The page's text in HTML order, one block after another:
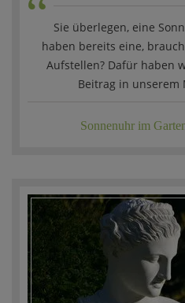
“ Sie überlegen, eine
haben bereits eine,
Aufstellen? Dafür haben
Beitrag in unserem
Sonnenuhr im